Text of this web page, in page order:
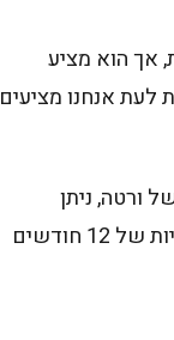
אך הוא מציע
אחריות שגם כן יכולה להגיע ל-24 חודשים. מעת לעת אנחנו מציעים
ורטה, ניתן
בהחלט לקחת בחשבון את מצברי סטארט-אפ, שמיוצרים בטכנולוגיית ורטה אך מגיעים עם אחריות של 12 חודשים